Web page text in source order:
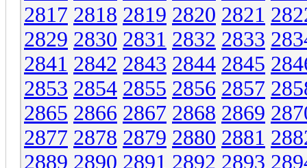
2817 2818 2819 2820 2821
2829 2830 2831 2832 2833
2841 2842 2843 2844 2845
2853 2854 2855 2856 2857
2865 2866 2867 2868 2869
2877 2878 2879 2880 2881
2889 2890 2891 2892 2893